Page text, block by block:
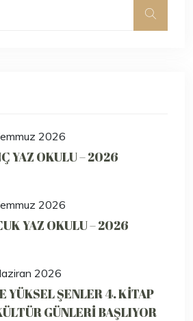
2026
YAZ OKULU – 2026
2026
YAZ OKULU – 2026
2026
YÜKSEL ŞENLER 4. KİTAP
GÜNLERİ BAŞLIYOR